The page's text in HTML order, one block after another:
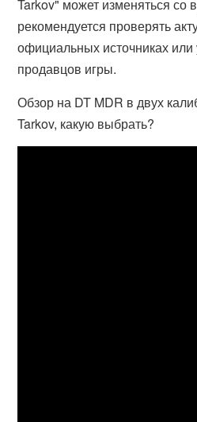
Tarkov" может изменяться со
рекомендуется проверять
официальных источниках
продавцов игры.
Обзор на DT MDR в двух
Tarkov, какую выбрать?